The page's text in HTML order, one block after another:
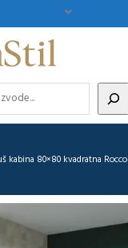
kabina 80×80 kvadratna Rocco